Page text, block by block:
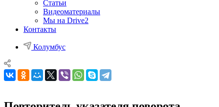
Статьи
Видеоматериалы
Мы на Drive2
Контакты
Колумбус